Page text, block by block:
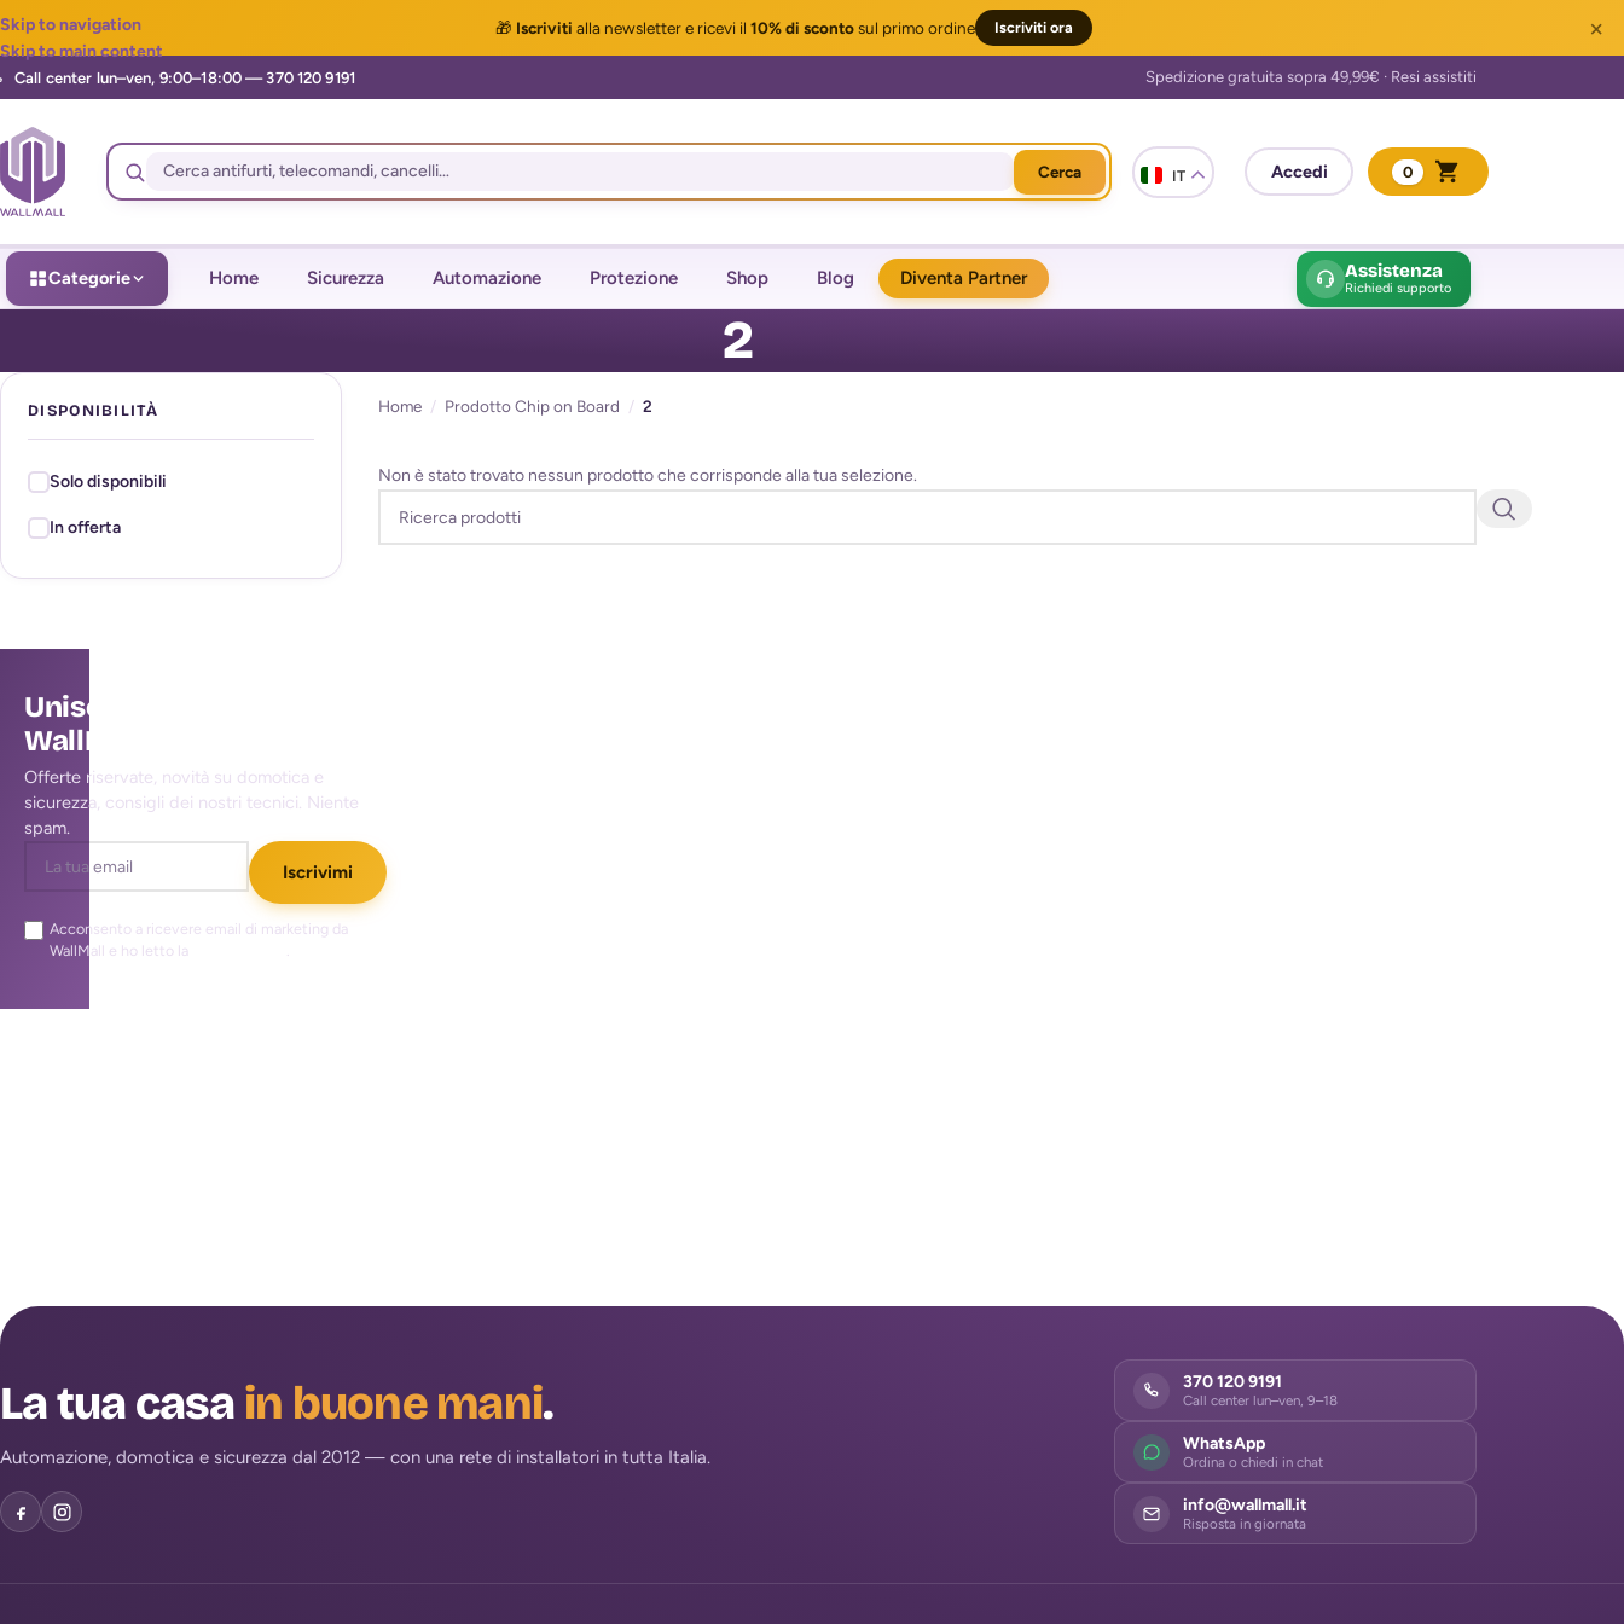
🎁 Iscriviti alla newslettere ricevi il 10% di scontosul primo ordine Iscriviti ora ×
Skip to navigation
Skip to main content
Cerca IT 0
Categorie Home Sicurezza Automazione Protezione Shop Blog Diventa Partner Assistenza
Richiedi supporto
2
DISPONIBILITÀ
Solo disponibili
In offerta
Home / Prodotto Chip on Board / 2
Non è stato trovato nessun prodotto che corrisponde alla tua selezione.
Unisciti alla community
WallMall
Offerte riservate, novità su domotica e
sicurezza, consigli dei nostri tecnici. Niente
spam.
Iscrivimi
Acconsento a ricevere email di marketing da
WallMall e ho letto la
.
La tua casa in buone mani.
Automazione, domotica e sicurezza dal 2012 — con una rete di installatori in tutta Italia.
370 120 9191
Call center lun–ven, 9–18
WhatsApp
Ordina o chiedi in chat
info@wallmall.it
Risposta in giornata